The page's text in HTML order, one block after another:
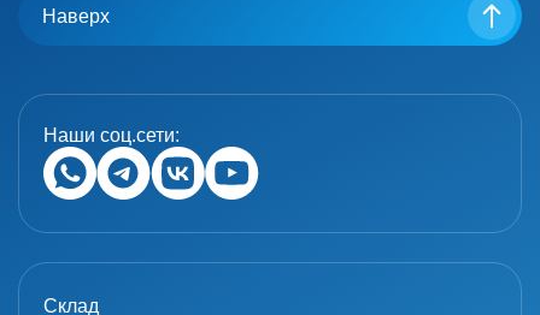
Наверх
Наши соц.сети:
Склад